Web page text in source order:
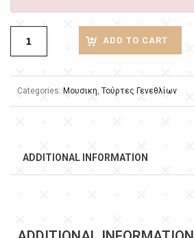
ADD TO CART
Categories: Μουσικη, Τούρτες Γενεθλίων
ADDITIONAL INFORMATION